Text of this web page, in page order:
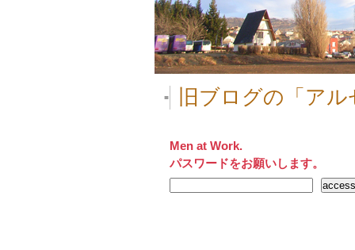
■ 旧ブログの「ア
Men at Work.
パスワードをお願いします。